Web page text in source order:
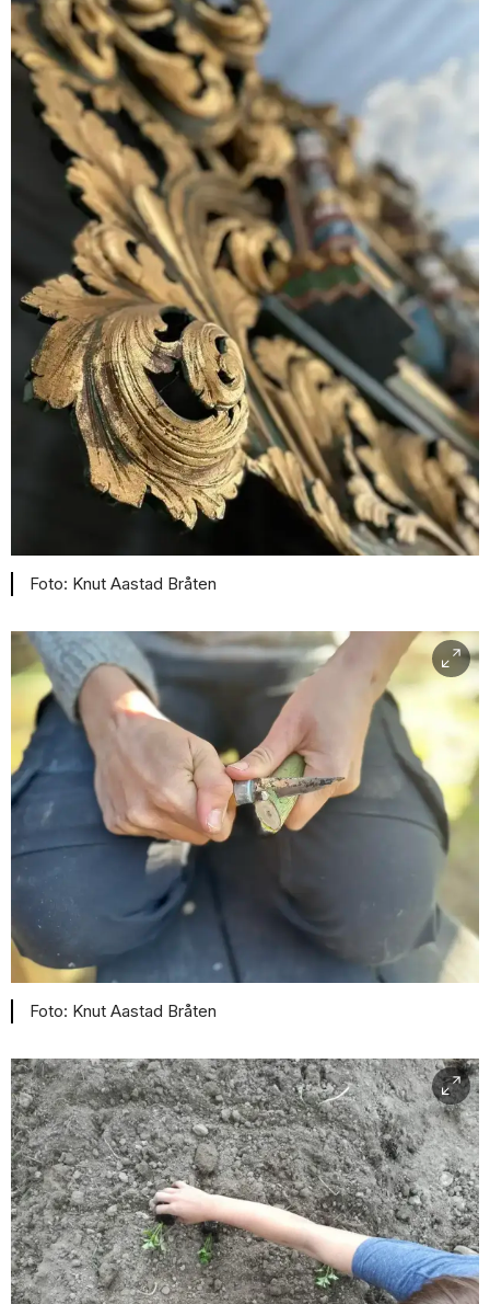
Knut Aastad Bråten
Knut Aastad Bråten